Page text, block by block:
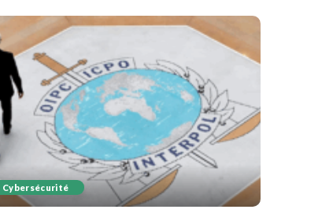
Cybersécurité